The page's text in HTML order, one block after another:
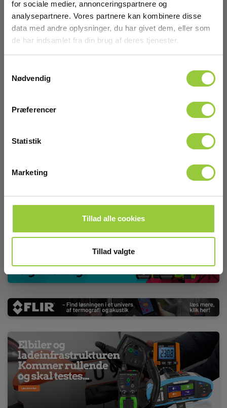
for sociale medier, annonceringspartnere og
analysepartnere. Vores partnere kan kombinere disse
data med andre oplysninger, du har givet dem, eller som
de har indsamlet fra din brug af deres tjenester.
Nødvendig
Præferencer
Statistik
Marketing
Tillad alle cookies
Tillad valgte